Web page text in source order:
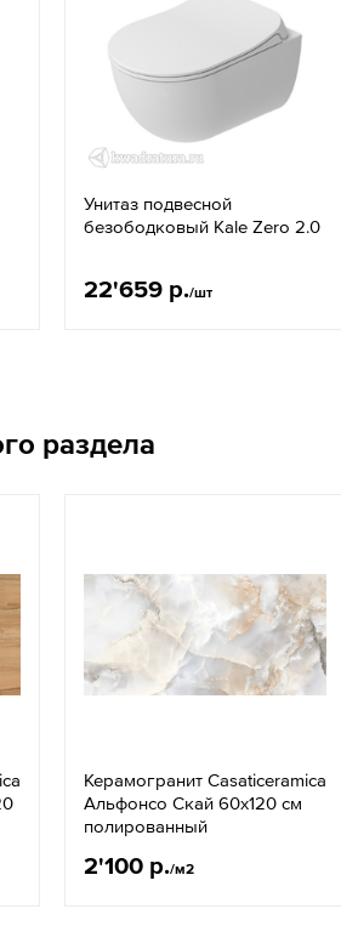
Унитаз подвесной
безободковый Kale Zero 2.0
22'659 р./шт
раздела
Керамогранит Casaticeramica
Альфонсо Скай 60x120 см
полированный
2'100 р./м2